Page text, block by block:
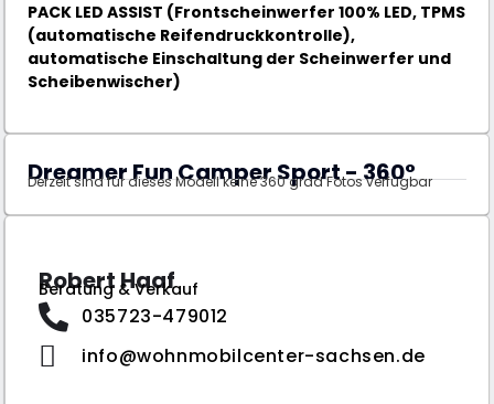
PACK LED ASSIST (Frontscheinwerfer 100% LED, TPMS
(automatische Reifendruckkontrolle),
automatische Einschaltung der Scheinwerfer und
Scheibenwischer)
Dreamer Fun Camper Sport - 360°
Derzeit sind für dieses Modell keine 360 grad Fotos verfügbar
Robert Haaf
Beratung & Verkauf
035723-479012
info@wohnmobilcenter-sachsen.de